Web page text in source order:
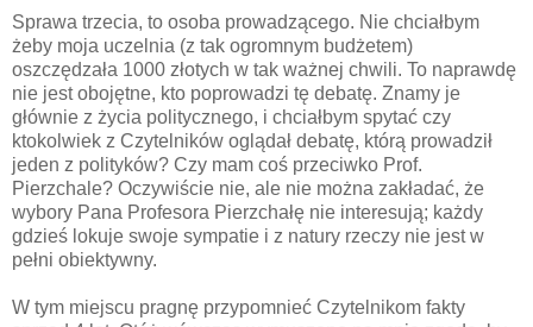
Sprawa trzecia, to osoba prowadzącego. Nie chciałbym
żeby moja uczelnia (z tak ogromnym budżetem)
oszczędzała 1000 złotych w tak ważnej chwili. To naprawdę
nie jest obojętne, kto poprowadzi tę debatę. Znamy je
głównie z życia politycznego, i chciałbym spytać czy
ktokolwiek z Czytelników oglądał debatę, którą prowadził
jeden z polityków? Czy mam coś przeciwko Prof.
Pierzchale? Oczywiście nie, ale nie można zakładać, że
wybory Pana Profesora Pierzchałę nie interesują; każdy
gdzieś lokuje swoje sympatie i z natury rzeczy nie jest w
pełni obiektywny.
W tym miejscu pragnę przypomnieć Czytelnikom fakty